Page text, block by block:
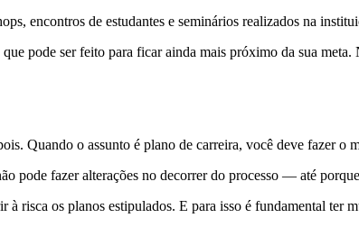
encontros de estudantes e seminários realizados na
pode ser feito para ficar ainda mais próximo da sua
Quando o assunto é plano de carreira, você deve fazer
pode fazer alterações no decorrer do processo — até
à risca os planos estipulados. E para isso é fundamental ter